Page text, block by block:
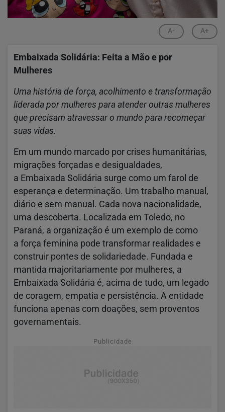
A- A+
Embaixada Solidária: Feita a Mão e por
Mulheres
Uma história de força, acolhimento e transformação
liderada por mulheres para atender outras mulheres
que precisam atravessar o mundo para recomeçar
suas vidas.
Em um mundo marcado por crises humanitárias,
migrações forçadas e desigualdades,
a Embaixada Solidária surge como um farol de
esperança e determinação. Um trabalho manual,
diário e sem manual. Cada nova nacionalidade,
uma descoberta. Localizada em Toledo, no
Paraná, a organização é um exemplo de como
a força feminina pode transformar realidades e
construir pontes de solidariedade. Fundada e
mantida majoritariamente por mulheres, a
Embaixada Solidária é, acima de tudo, um legado
de coragem, empatia e persistência. A entidade
funciona apenas com doações, sem proventos
governamentais.
Publicidade